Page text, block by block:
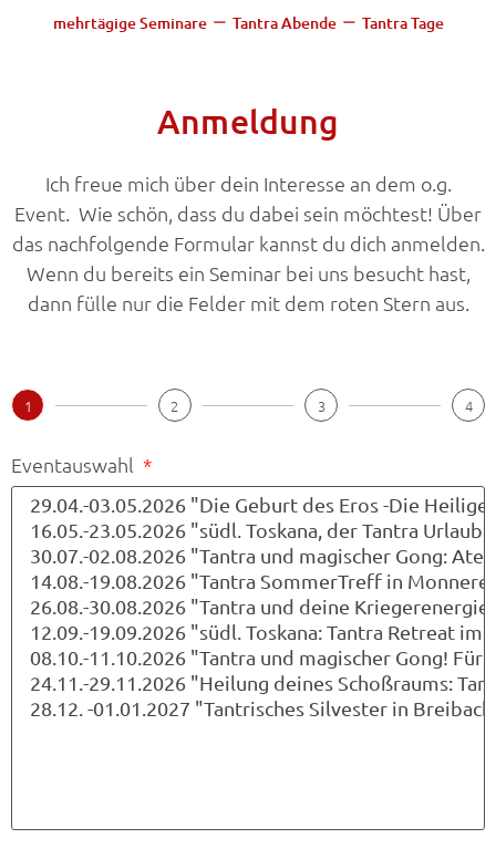
mehrtägige Seminare– Tantra Abende– Tantra Tage
Anmeldung
Ich freue mich über dein Interesse an dem o.g.
Event. Wie schön, dass du dabei sein möchtest! Über
das nachfolgende Formular kannst du dich anmelden.
Wenn du bereits ein Seminar bei uns besucht hast,
dann fülle nur die Felder mit dem roten Stern aus.
1 2 3 4
Eventauswahl